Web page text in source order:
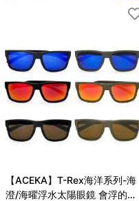
【ACEKA】T-Rex海洋系列-海
澄/海曜浮水太陽眼鏡 會浮的墨